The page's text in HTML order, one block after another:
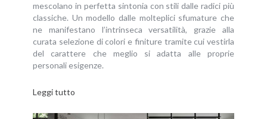
mescolano in perfetta sintonia con stili dalle radici più
classiche. Un modello dalle molteplici sfumature che
ne manifestano l’intrinseca versatilità, grazie alla
curata selezione di colori e finiture tramite cui vestirla
del carattere che meglio si adatta alle proprie
personali esigenze.
Leggi tutto